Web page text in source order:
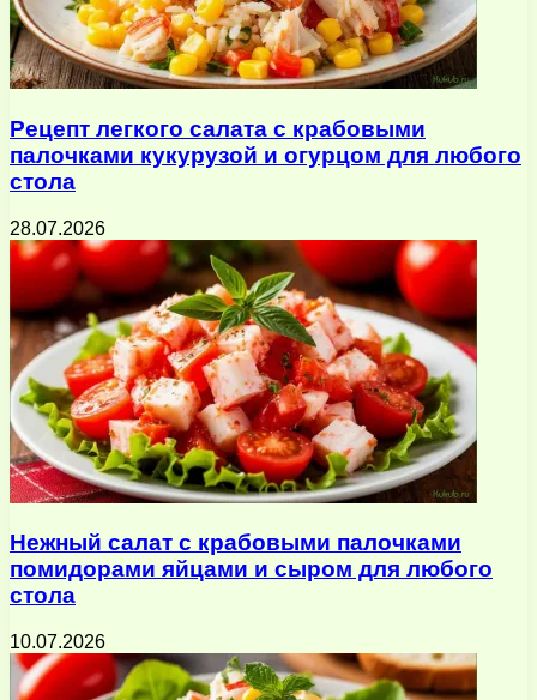
Рецепт легкого салата с крабовыми
палочками кукурузой и огурцом для любого
стола
28.07.2026
Нежный салат с крабовыми палочками
помидорами яйцами и сыром для любого
стола
10.07.2026